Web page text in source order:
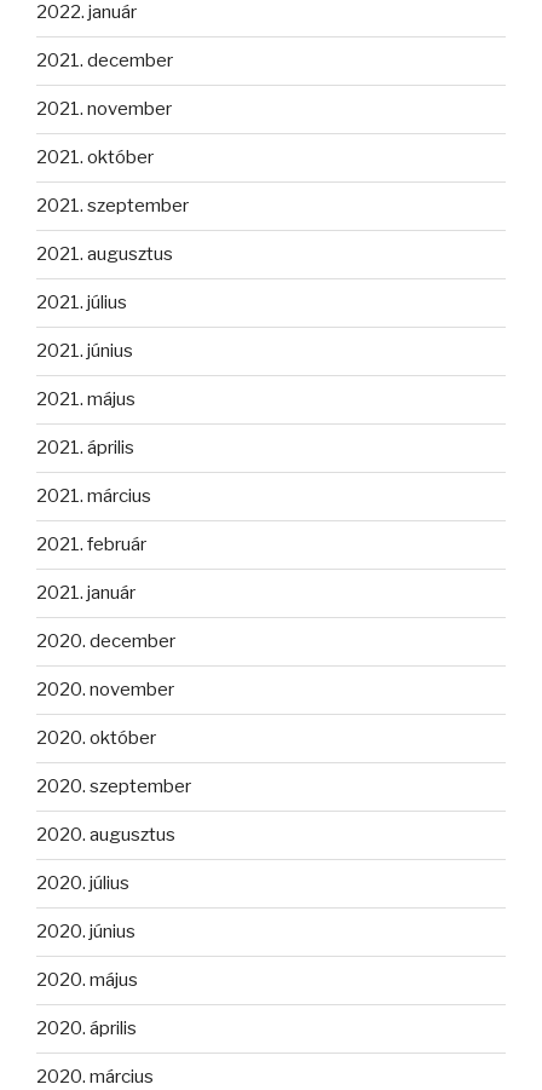
2022. január
2021. december
2021. november
2021. október
2021. szeptember
2021. augusztus
2021. július
2021. június
2021. május
2021. április
2021. március
2021. február
2021. január
2020. december
2020. november
2020. október
2020. szeptember
2020. augusztus
2020. július
2020. június
2020. május
2020. április
2020. március